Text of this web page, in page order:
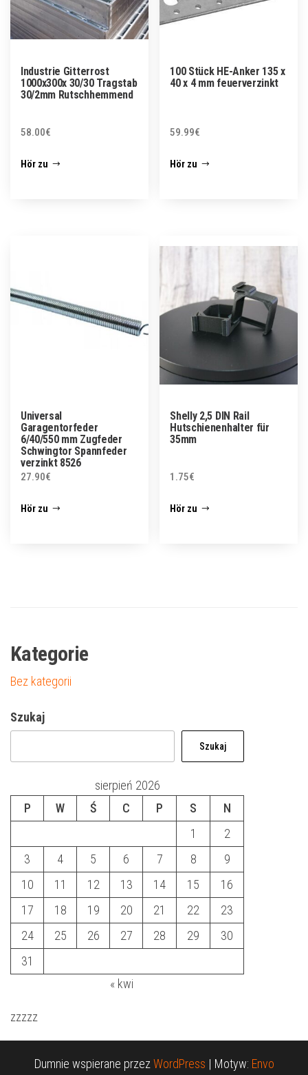
Industrie Gitterrost
1000x300x 30/30 Tragstab
30/2mm Rutschhemmend
58.00€
Hör zu
100 Stück HE-Anker 135 x
40 x 4 mm feuerverzinkt
59.99€
Hör zu
Universal
Garagentorfeder
6/40/550 mm Zugfeder
Schwingtor Spannfeder
verzinkt 8526
27.90€
Hör zu
Shelly 2,5 DIN Rail
Hutschienenhalter für
35mm
1.75€
Hör zu
Kategorie
Bez kategorii
Szukaj
Szukaj
sierpień 2026
P
W Ś C P S
N
1
2
3
4 5 6 7 8
9
10
11 12 13 14 15
16
17
18 19 20 21 22
23
24
25 26 27 28 29
30
31
« kwi
zzzzz
Dumnie wspierane przez WordPress | Motyw: Envo